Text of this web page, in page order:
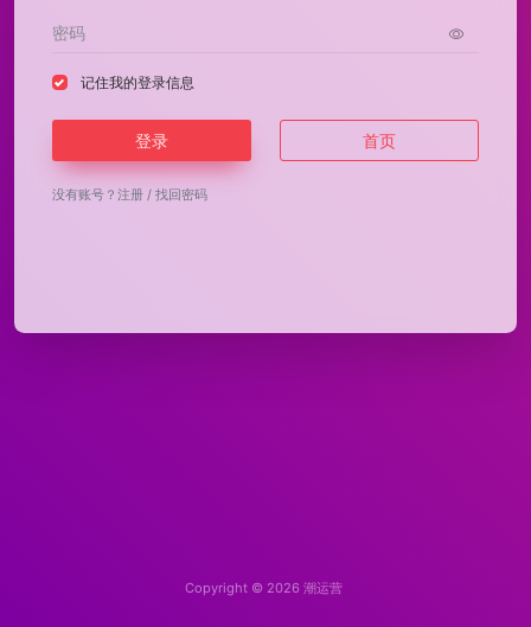
记住我的登录信息
登录 首页
没有账号？ 注册 / 找回密码
Copyright © 2026 潮运营